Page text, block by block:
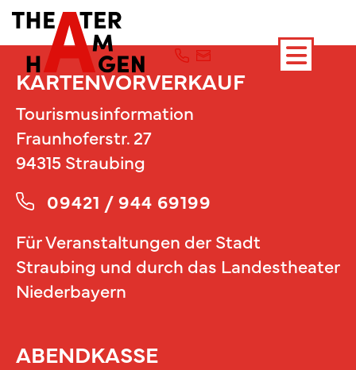
KARTENVORVERKAUF
Tourismusinformation
Fraunhoferstr. 27
94315 Straubing
09421 / 944 69199
Für Veranstaltungen der Stadt
Straubing und durch das Landestheater
Niederbayern
ABENDKASSE